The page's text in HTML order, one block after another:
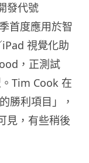
發代號
首度應用於智
視覺化助
，正測試
Tim Cook 在
勝利項目」，
見，有些稍後